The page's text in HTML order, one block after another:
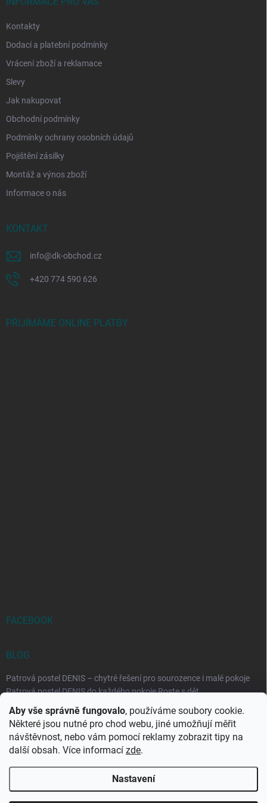
Aby vše správně fungovalo, používáme soubory cookie.
Některé jsou nutné pro chod webu, jiné umožňují měřit
návštěvnost, nebo vám pomocí reklamy zobrazit tipy na
další obsah. Více informací zde.
Nastavení
Kontakty
Dodací a platební podmínky
Vrácení zboží a reklamace
Slevy
Jak nakupovat
Obchodní podmínky
Podmínky ochrany osobních údajů
Pojištění zásilky
Montáž a výnos zboží
Informace o nás
KONTAKT
info@dk-obchod.cz
+420 774 590 626
PŘIJÍMÁME ONLINE PLATBY
FACEBOOK
BLOG
Patrová postel DENIS – chytré řešení pro sourozence i malé pokoje
Patrová postel DENIS do každého pokoje Roste s dět...
Rozkládací postele RELAX – ideální řešení pro malé prostory i
každodenní spaní
Rozkládací postel, která se přizpůsobí vašemu živo...